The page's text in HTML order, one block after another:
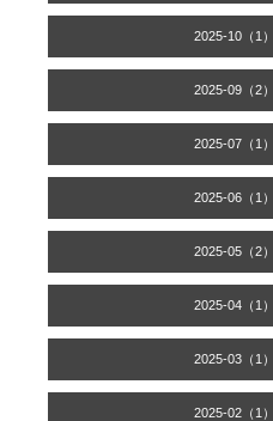
2025-10（1）
2025-09（2）
2025-07（1）
2025-06（1）
2025-05（2）
2025-04（1）
2025-03（1）
2025-02（1）